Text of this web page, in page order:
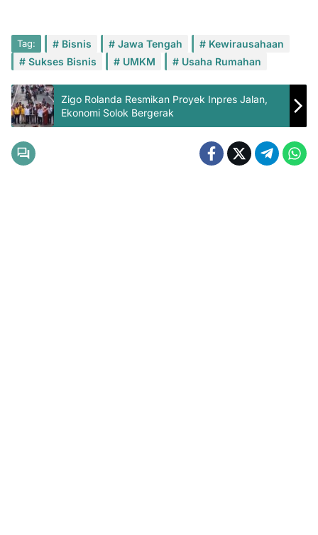
Tag: Bisnis Jawa Tengah
Kewirausahaan
Sukses Bisnis
UMKM Usaha Rumahan
Zigo Rolanda Resmikan Proyek Inpres Jalan,
Ekonomi Solok Bergerak